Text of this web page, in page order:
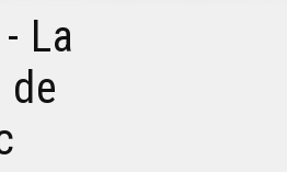
La